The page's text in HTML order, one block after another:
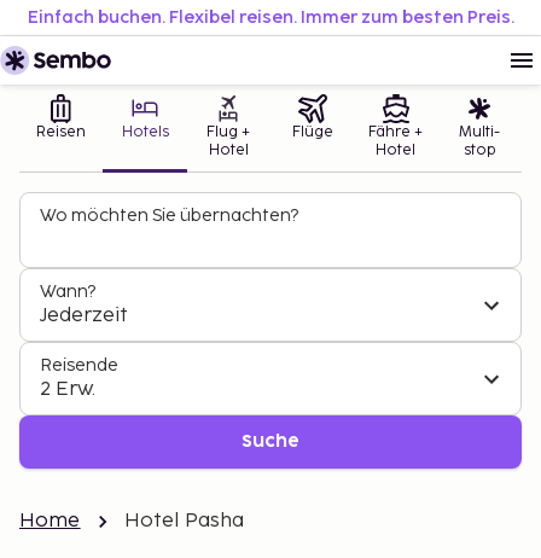
Einfach buchen. Flexibel reisen. Immer zum besten Preis.
Reisen Hotels
Flug +
Hotel
Flüge
Fähre +
Hotel
Multi-
stop
Wo möchten Sie übernachten?
Wann?
Jederzeit
Reisende
2 Erw.
Suche
Home Hotel Pasha